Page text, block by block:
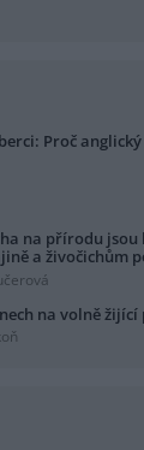
Proč
na přírodu jsou
a živočichům
na volně